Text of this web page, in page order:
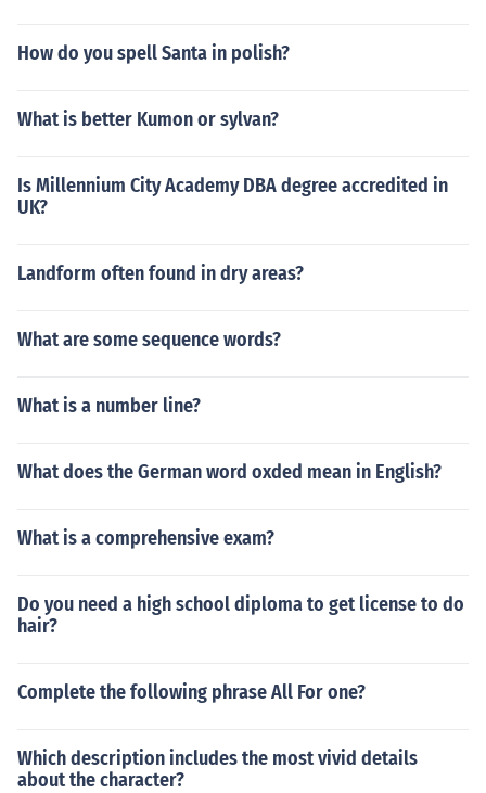
How do you spell Santa in polish?
What is better Kumon or sylvan?
Is Millennium City Academy DBA degree accredited in
UK?
Landform often found in dry areas?
What are some sequence words?
What is a number line?
What does the German word oxded mean in English?
What is a comprehensive exam?
Do you need a high school diploma to get license to do
hair?
Complete the following phrase All For one?
Which description includes the most vivid details
about the character?